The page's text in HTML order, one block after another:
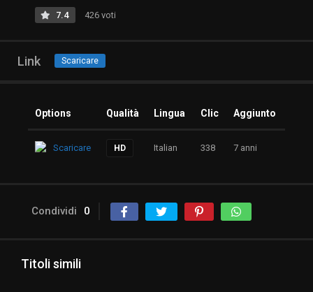
7.4 426 voti
Link Scaricare
Options Qualità Lingua Clic Aggiunto
Scaricare HD Italian 338 7 anni
Condividi 0
Titoli simili